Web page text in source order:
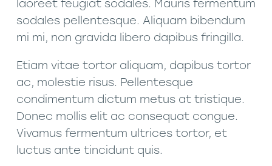
laoreet feugiat sodales. Mauris fermentum
sodales pellentesque. Aliquam bibendum
mi mi, non gravida libero dapibus fringilla.
Etiam vitae tortor aliquam, dapibus tortor
ac, molestie risus. Pellentesque
condimentum dictum metus at tristique.
Donec mollis elit ac consequat congue.
Vivamus fermentum ultrices tortor, et
luctus ante tincidunt quis.